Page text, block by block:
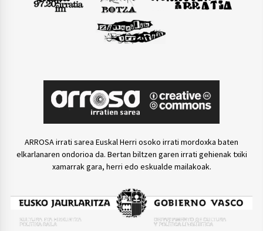
ARROSA irrati sarea Euskal Herri osoko irrati mordoxka baten
elkarlanaren ondorioa da. Bertan biltzen garen irrati gehienak txiki
xamarrak gara, herri edo eskualde mailakoak.